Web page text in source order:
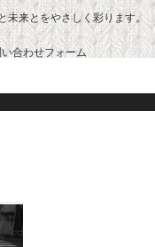
未来とをやさしく彩ります。
合わせフォーム